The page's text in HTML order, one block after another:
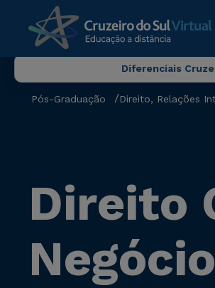
Diferenciais
Pós-Graduação Direito, Relações
Direito